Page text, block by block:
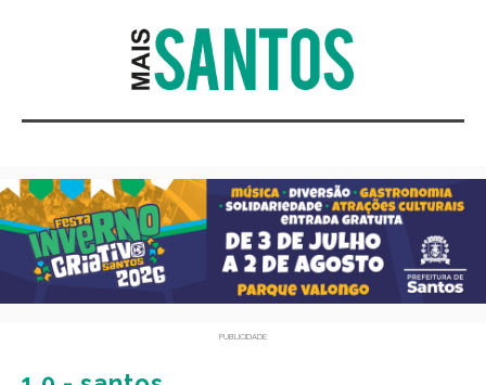
PUBLICIDADE